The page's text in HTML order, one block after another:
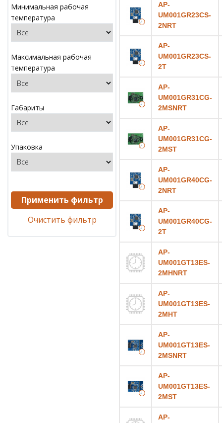
Минимальная рабочая
температура
Максимальная рабочая
температура
Габариты
Упаковка
Применить фильтр
Очистить фильтр
AP-
UM001GR23CS-
2NRT
AP-
UM001GR23CS-
2T
AP-
UM001GR31CG-
2MSNRT
AP-
UM001GR31CG-
2MST
AP-
UM001GR40CG-
2NRT
AP-
UM001GR40CG-
2T
AP-
UM001GT13ES-
2MHNRT
AP-
UM001GT13ES-
2MHT
AP-
UM001GT13ES-
2MSNRT
AP-
UM001GT13ES-
2MST
AP-